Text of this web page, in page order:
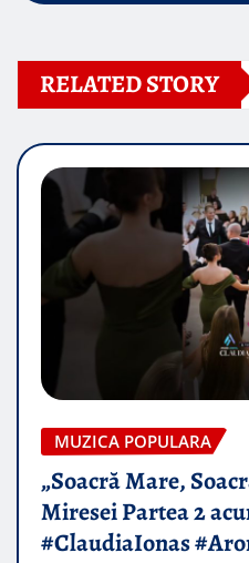
RELATED STORY
MUZICA POPULARA
„Soacră Mare,
Miresei Partea 2
#ClaudiaIonas